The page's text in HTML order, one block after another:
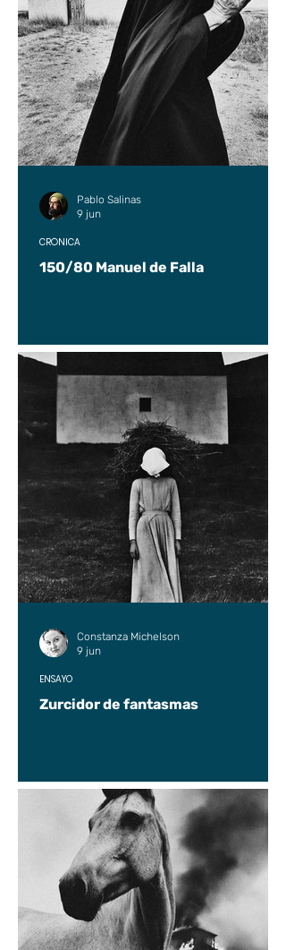
150/80 Manuel de Falla
CRÓNICA
Pablo Salinas
9 jun
Zurcidor de fantasmas
ENSAYO
Constanza Michelson
9 jun